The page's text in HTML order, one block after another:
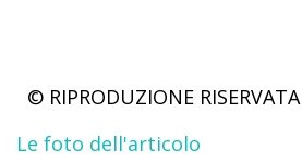
© RIPRODUZIONE RISERVATA
Le foto dell'articolo